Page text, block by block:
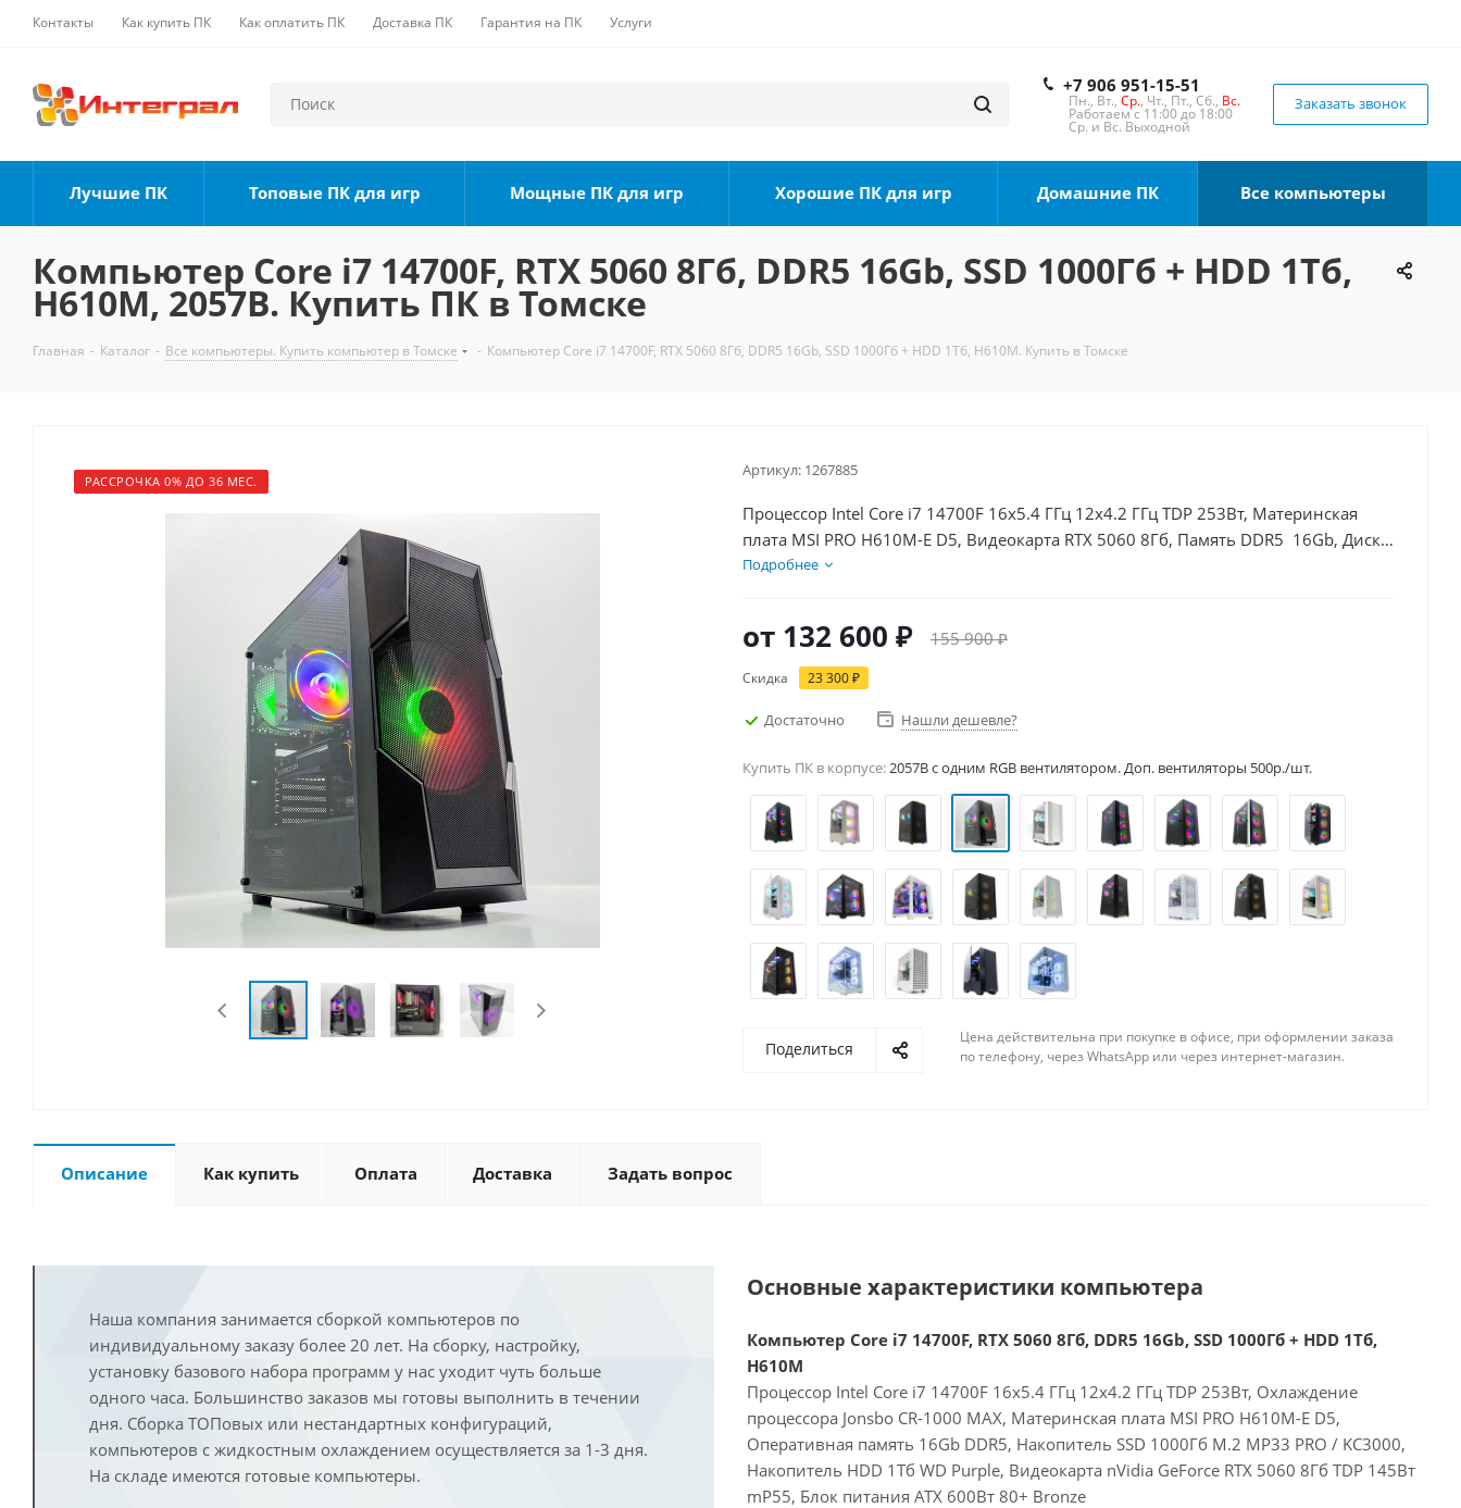
Контакты Как купить ПК Как оплатить ПК Доставка ПК Гарантия на ПК Услуги
+7 906 951-15-51
Пн., Вт., Ср., Чт., Пт., Сб., Вс.
Работаем с 11:00 до 18:00
Ср. и Вс. Выходной
Заказать звонок
Лучшие ПК Топовые ПК для игр Мощные ПК для игр Хорошие ПК для игр Домашние ПК Все компьютеры
Компьютер Core i7 14700F, RTX 5060 8Гб, DDR5 16Gb, SSD 1000Гб + HDD 1Тб,
H610M, 2057B. Купить ПК в Томске
Главная - Каталог - Все компьютеры. Купить компьютер в Томске - Компьютер Core i7 14700F, RTX 5060 8Гб, DDR5 16Gb, SSD 1000Гб + HDD 1Тб, H610M. Купить в Томске
РАССРОЧКА 0% ДО 36 МЕС.
Артикул: 1267885
Процессор Intel Core i7 14700F 16x5.4 ГГц 12x4.2 ГГц TDP 253Вт, Материнская
плата MSI PRO H610M-E D5, Видеокарта RTX 5060 8Гб, Память DDR5 16Gb, Диски
SSD 1000Гб + HDD 1Тб, БП 600Вт
Подробнее
от 132 600 ₽ 155 900 ₽
Скидка 23 300 ₽
Достаточно Нашли дешевле?
Купить ПК в корпусе:2057B c одним RGB вентилятором. Доп. вентиляторы 500р./шт.
Поделиться
Цена действительна при покупке в офисе, при оформлении заказа
по телефону, через WhatsApp или через интернет-магазин.
Описание Как купить Оплата Доставка Задать вопрос
Наша компания занимается сборкой компьютеров по
индивидуальному заказу более 20 лет. На сборку, настройку,
установку базового набора программ у нас уходит чуть больше
одного часа. Большинство заказов мы готовы выполнить в течении
дня. Сборка ТОПовых или нестандартных конфигураций,
компьютеров с жидкостным охлаждением осуществляется за 1-3 дня.
На складе имеются готовые компьютеры.
Основные характеристики компьютера
Компьютер Core i7 14700F, RTX 5060 8Гб, DDR5 16Gb, SSD 1000Гб + HDD 1Тб,
H610M
Процессор Intel Core i7 14700F 16x5.4 ГГц 12x4.2 ГГц TDP 253Вт, Охлаждение
процессора Jonsbo CR-1000 MAX, Материнская плата MSI PRO H610M-E D5,
Оперативная память 16Gb DDR5, Накопитель SSD 1000Гб M.2 MP33 PRO / KC3000,
Накопитель HDD 1Тб WD Purple, Видеокарта nVidia GeForce RTX 5060 8Гб TDP 145Вт
mP55, Блок питания ATX 600Вт 80+ Bronze